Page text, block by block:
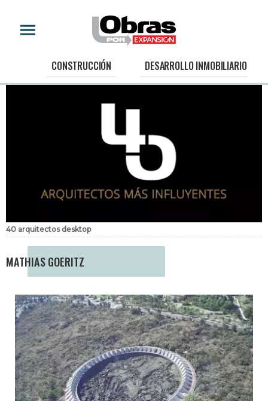
CONSTRUCCIÓN DESARROLLO INMOBILIARIO
40 arquitectos desktop
MATHIAS GOERITZ